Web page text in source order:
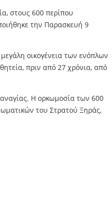
στους 600 περίπου
την Παρασκευή 9
οικογένεια των ενόπλων
πριν από 27 χρόνια, από
Η ορκωμοσία των 600
του Στρατού Ξηράς,